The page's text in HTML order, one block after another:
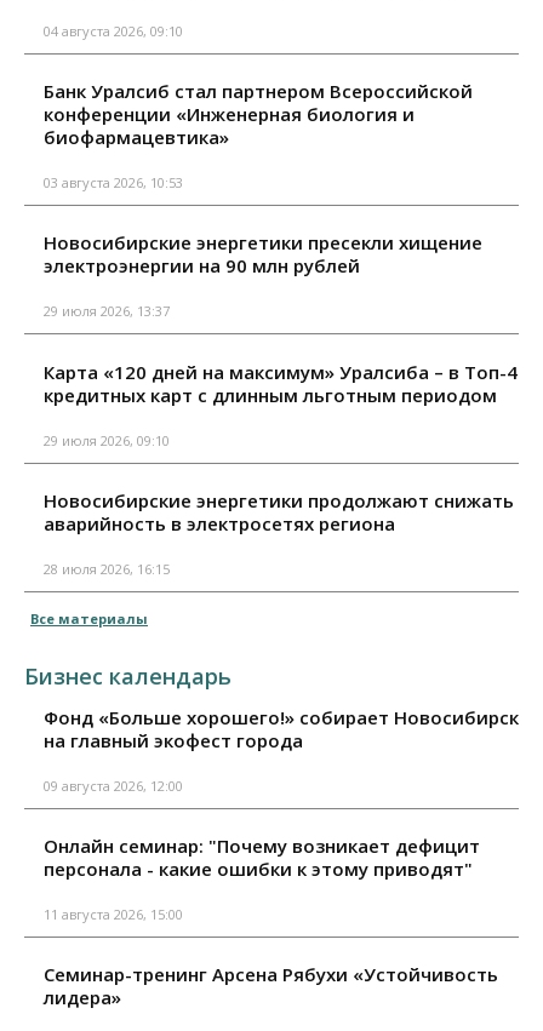
04 августа 2026, 09:10
Банк Уралсиб стал партнером Всероссийской
конференции «Инженерная биология и
биофармацевтика»
03 августа 2026, 10:53
Новосибирские энергетики пресекли хищение
электроэнергии на 90 млн рублей
29 июля 2026, 13:37
Карта «120 дней на максимум» Уралсиба – в Топ-4
кредитных карт с длинным льготным периодом
29 июля 2026, 09:10
Новосибирские энергетики продолжают снижать
аварийность в электросетях региона
28 июля 2026, 16:15
Все материалы
Бизнес календарь
Фонд «Больше хорошего!» собирает Новосибирск
на главный экофест города
09 августа 2026, 12:00
Онлайн семинар: "Почему возникает дефицит
персонала - какие ошибки к этому приводят"
11 августа 2026, 15:00
Семинар-тренинг Арсена Рябухи «Устойчивость
лидера»